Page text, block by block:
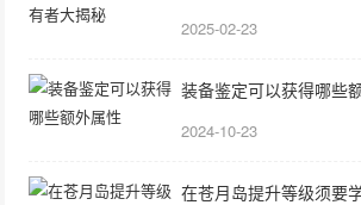
2025-02-23
装备鉴定可以获得哪些
2024-10-23
在苍月岛提升等级须要